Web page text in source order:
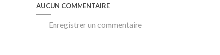
AUCUN COMMENTAIRE
Enregistrer un commentaire